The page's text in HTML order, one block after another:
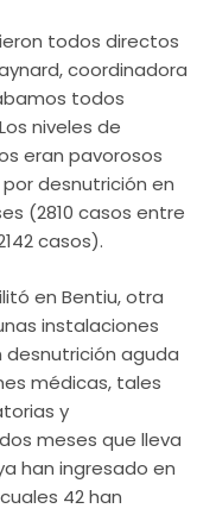
todos directos
coordinadora
todos
niveles de
eran pavorosos
desnutrición en
(2810 casos entre
casos).
en Bentiu, otra
instalaciones
aguda
médicas, tales
y
meses que lleva
han ingresado en
42 han